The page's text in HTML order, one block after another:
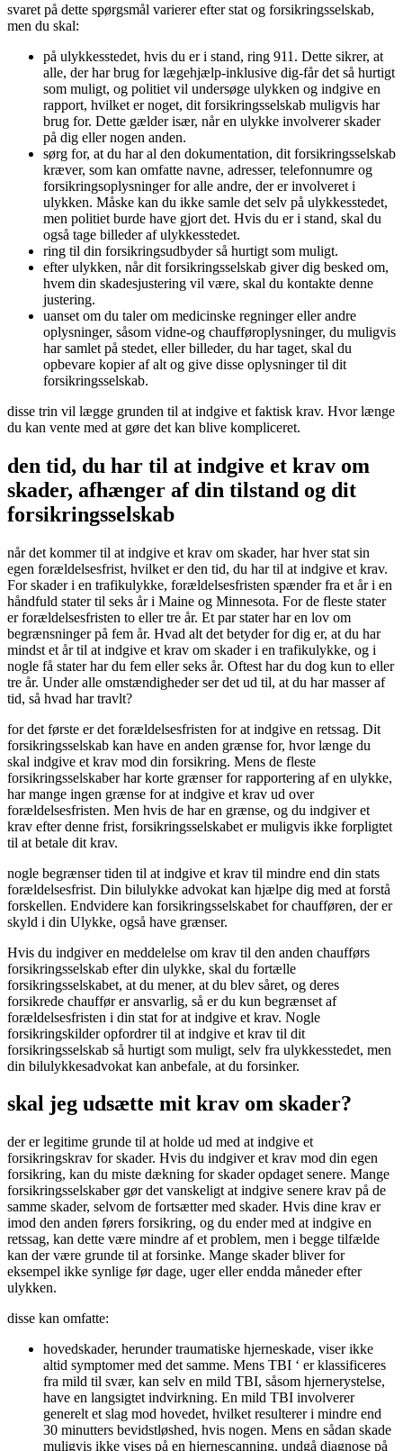
svaret på dette spørgsmål varierer efter stat og forsikringsselskab,
men du skal:
på ulykkesstedet, hvis du er i stand, ring 911. Dette sikrer, at
alle, der har brug for lægehjælp-inklusive dig-får det så hurtigt
som muligt, og politiet vil undersøge ulykken og indgive en
rapport, hvilket er noget, dit forsikringsselskab muligvis har
brug for. Dette gælder især, når en ulykke involverer skader
på dig eller nogen anden.
sørg for, at du har al den dokumentation, dit forsikringsselskab
kræver, som kan omfatte navne, adresser, telefonnumre og
forsikringsoplysninger for alle andre, der er involveret i
ulykken. Måske kan du ikke samle det selv på ulykkesstedet,
men politiet burde have gjort det. Hvis du er i stand, skal du
også tage billeder af ulykkesstedet.
ring til din forsikringsudbyder så hurtigt som muligt.
efter ulykken, når dit forsikringsselskab giver dig besked om,
hvem din skadesjustering vil være, skal du kontakte denne
justering.
uanset om du taler om medicinske regninger eller andre
oplysninger, såsom vidne-og chaufføroplysninger, du muligvis
har samlet på stedet, eller billeder, du har taget, skal du
opbevare kopier af alt og give disse oplysninger til dit
forsikringsselskab.
disse trin vil lægge grunden til at indgive et faktisk krav. Hvor længe
du kan vente med at gøre det kan blive kompliceret.
den tid, du har til at indgive et krav om
skader, afhænger af din tilstand og dit
forsikringsselskab
når det kommer til at indgive et krav om skader, har hver stat sin
egen forældelsesfrist, hvilket er den tid, du har til at indgive et krav.
For skader i en trafikulykke, forældelsesfristen spænder fra et år i en
håndfuld stater til seks år i Maine og Minnesota. For de fleste stater
er forældelsesfristen to eller tre år. Et par stater har en lov om
begrænsninger på fem år. Hvad alt det betyder for dig er, at du har
mindst et år til at indgive et krav om skader i en trafikulykke, og i
nogle få stater har du fem eller seks år. Oftest har du dog kun to eller
tre år. Under alle omstændigheder ser det ud til, at du har masser af
tid, så hvad har travlt?
for det første er det forældelsesfristen for at indgive en retssag. Dit
forsikringsselskab kan have en anden grænse for, hvor længe du
skal indgive et krav mod din forsikring. Mens de fleste
forsikringsselskaber har korte grænser for rapportering af en ulykke,
har mange ingen grænse for at indgive et krav ud over
forældelsesfristen. Men hvis de har en grænse, og du indgiver et
krav efter denne frist, forsikringsselskabet er muligvis ikke forpligtet
til at betale dit krav.
nogle begrænser tiden til at indgive et krav til mindre end din stats
forældelsesfrist. Din bilulykke advokat kan hjælpe dig med at forstå
forskellen. Endvidere kan forsikringsselskabet for chaufføren, der er
skyld i din Ulykke, også have grænser.
Hvis du indgiver en meddelelse om krav til den anden chaufførs
forsikringsselskab efter din ulykke, skal du fortælle
forsikringsselskabet, at du mener, at du blev såret, og deres
forsikrede chauffør er ansvarlig, så er du kun begrænset af
forældelsesfristen i din stat for at indgive et krav. Nogle
forsikringskilder opfordrer til at indgive et krav til dit
forsikringsselskab så hurtigt som muligt, selv fra ulykkesstedet, men
din bilulykkesadvokat kan anbefale, at du forsinker.
skal jeg udsætte mit krav om skader?
der er legitime grunde til at holde ud med at indgive et
forsikringskrav for skader. Hvis du indgiver et krav mod din egen
forsikring, kan du miste dækning for skader opdaget senere. Mange
forsikringsselskaber gør det vanskeligt at indgive senere krav på de
samme skader, selvom de fortsætter med skader. Hvis dine krav er
imod den anden førers forsikring, og du ender med at indgive en
retssag, kan dette være mindre af et problem, men i begge tilfælde
kan der være grunde til at forsinke. Mange skader bliver for
eksempel ikke synlige før dage, uger eller endda måneder efter
ulykken.
disse kan omfatte:
hovedskader, herunder traumatiske hjerneskade, viser ikke
altid symptomer med det samme. Mens TBI ‘ er klassificeres
fra mild til svær, kan selv en mild TBI, såsom hjernerystelse,
have en langsigtet indvirkning. En mild TBI involverer
generelt et slag mod hovedet, hvilket resulterer i mindre end
30 minutters bevidstløshed, hvis nogen. Mens en sådan skade
muligvis ikke vises på en hjernescanning, undgå diagnose på